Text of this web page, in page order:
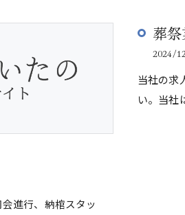
葬
2024/
当社の求
い。当社
進行、納棺スタッ